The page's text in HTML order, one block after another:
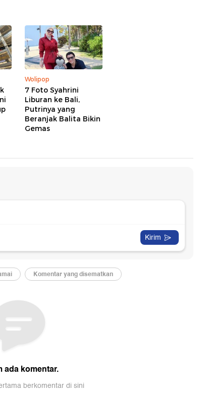
Wolipop
7 Foto Syahrini
Liburan ke Bali,
Putrinya yang
Beranjak Balita Bikin
Gemas